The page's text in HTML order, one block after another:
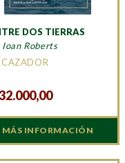
DOS TIERRAS
Ioan Roberts
CAZADOR
MÁS INFORMACIÓN